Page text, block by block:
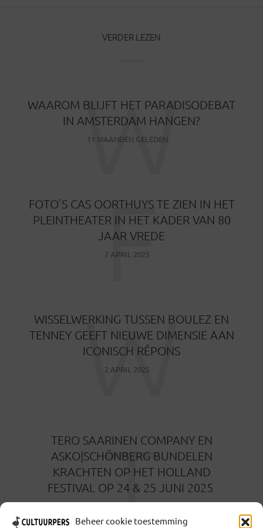
Beheer cookie toestemming
VERDER LEZEN
WAAROM BLIJFT HET PARADISODEBAT
IN AMSTERDAM HANGEN?
11 MAANDEN GELEDEN
W
FOTO’S CAS OORTHUYS TE ZIEN IN HET
PLEINTHEATER IN HET KADER VAN 80
JAAR VREDE
7 APRIL 2025
F
WISSELWERKING TUSSEN BOULEZ EN
TENNEY GEEFT NIEUWE DIMENSIE AAN
ICONISCH RÉPONS
2 APRIL 2025
W
TERO SAARINEN COMPANY EN
ASKO|SCHÖNBERG BUNDELEN
KRACHTEN OP HET HOLLAND
FESTIVAL OP 24 & 25 JUNI 2025
T